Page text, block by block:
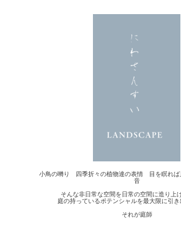
小鳥の囀り 四季折々の植物達の表情 目を瞑れば
音
そんな非日常な空間を日常の空間に造り上
庭の持っているポテンシャルを最大限に引
それが庭師